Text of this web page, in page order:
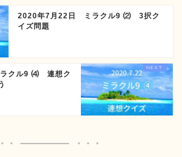
2020年7月22日 ミラクル9 ⑵ 3択ク
イズ問題
クル9 ⑷ 連想ク